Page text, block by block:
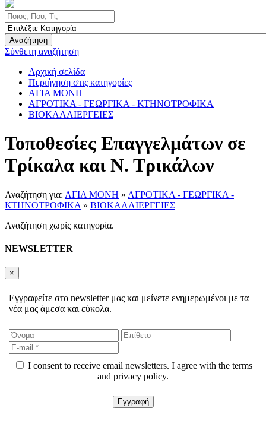
Αναζήτηση
Σύνθετη αναζήτηση
Αρχική σελίδα
Περιήγηση στις κατηγορίες
ΑΓΙΑ ΜΟΝΗ
ΑΓΡΟΤΙΚΑ - ΓΕΩΡΓΙΚΑ - ΚΤΗΝΟΤΡΟΦΙΚΑ
ΒΙΟΚΑΛΛΙΕΡΓΕΙΕΣ
Τοποθεσίες Επαγγελμάτων σε
Τρίκαλα και Ν. Τρικάλων
Αναζήτηση για: ΑΓΙΑ ΜΟΝΗ » ΑΓΡΟΤΙΚΑ - ΓΕΩΡΓΙΚΑ -
ΚΤΗΝΟΤΡΟΦΙΚΑ » ΒΙΟΚΑΛΛΙΕΡΓΕΙΕΣ
Αναζήτηση χωρίς κατηγορία.
NEWSLETTER
×
Εγγραφείτε στο newsletter μας και μείνετε ενημερωμένοι με τα
νέα μας άμεσα και εύκολα.
I consent to receive email newsletters. I agree with the terms
and privacy policy.